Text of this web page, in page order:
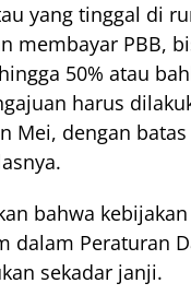
yang tinggal di
membayar PBB,
50% atau
harus
Mei, dengan
bahwa
dalam Peraturan
sekadar janji.